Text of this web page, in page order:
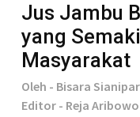
Jus Jambu
yang
Masyarakat
Oleh - Bisara Sianipar
Editor - Reja Aribowo